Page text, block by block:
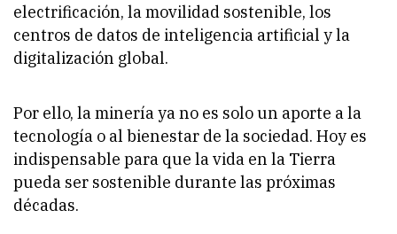
electrificación, la movilidad sostenible, los
centros de datos de inteligencia artificial y la
digitalización global.
Por ello, la minería ya no es solo un aporte a la
tecnología o al bienestar de la sociedad. Hoy es
indispensable para que la vida en la Tierra
pueda ser sostenible durante las próximas
décadas.